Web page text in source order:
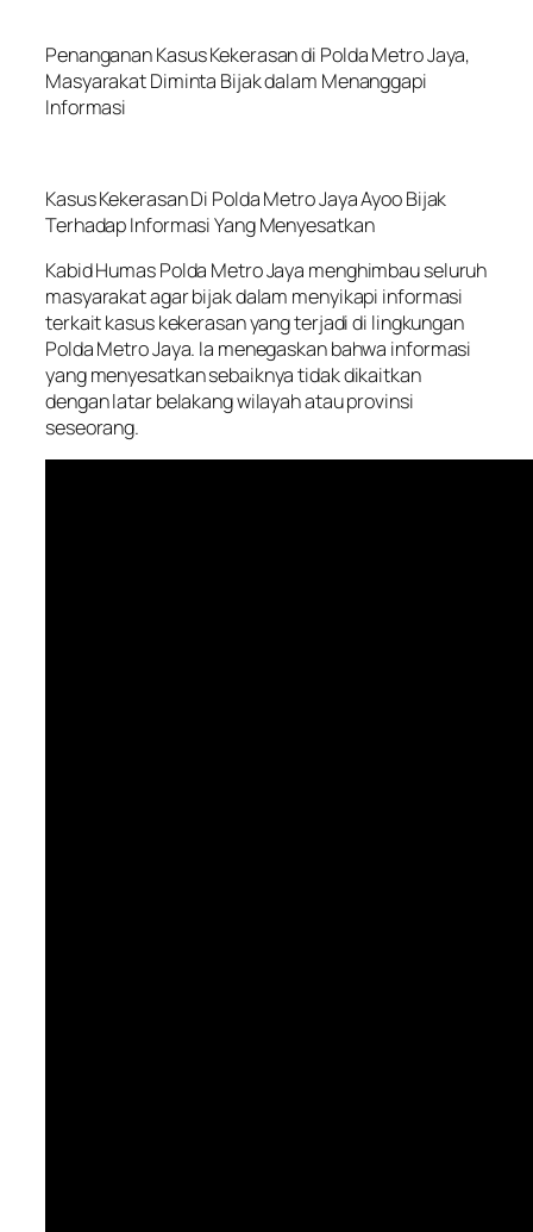
Penanganan Kasus Kekerasan di Polda Metro Jaya,
Masyarakat Diminta Bijak dalam Menanggapi
Informasi
Kasus Kekerasan Di Polda Metro Jaya Ayoo Bijak
Terhadap Informasi Yang Menyesatkan
Kabid Humas Polda Metro Jaya menghimbau seluruh
masyarakat agar bijak dalam menyikapi informasi
terkait kasus kekerasan yang terjadi di lingkungan
Polda Metro Jaya. Ia menegaskan bahwa informasi
yang menyesatkan sebaiknya tidak dikaitkan
dengan latar belakang wilayah atau provinsi
seseorang.